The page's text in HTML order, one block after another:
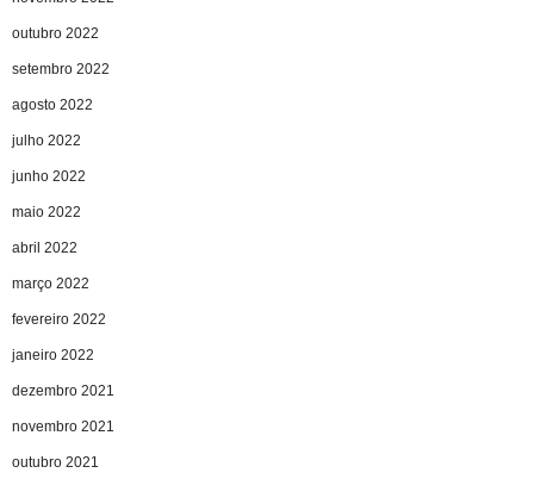
outubro 2022
setembro 2022
agosto 2022
julho 2022
junho 2022
maio 2022
abril 2022
março 2022
fevereiro 2022
janeiro 2022
dezembro 2021
novembro 2021
outubro 2021